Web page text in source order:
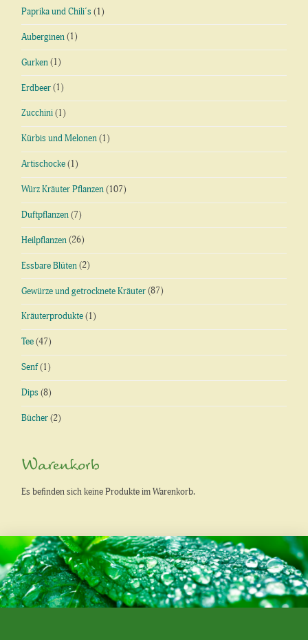
Paprika und Chili´s (1)
Auberginen (1)
Gurken (1)
Erdbeer (1)
Zucchini (1)
Kürbis und Melonen (1)
Artischocke (1)
Würz Kräuter Pflanzen (107)
Duftpflanzen (7)
Heilpflanzen (26)
Essbare Blüten (2)
Gewürze und getrocknete Kräuter (87)
Kräuterprodukte (1)
Tee (47)
Senf(1)
Dips (8)
Bücher (2)
Warenkorb
Es befinden sich keine Produkte im Warenkorb.